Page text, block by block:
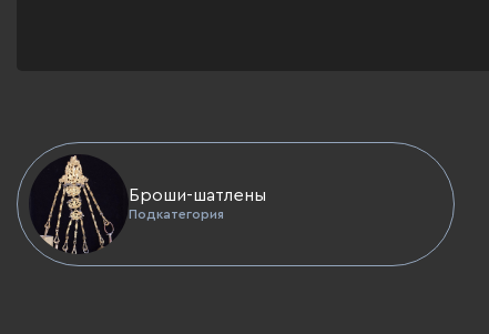
Броши-шатлены
Подкатегория